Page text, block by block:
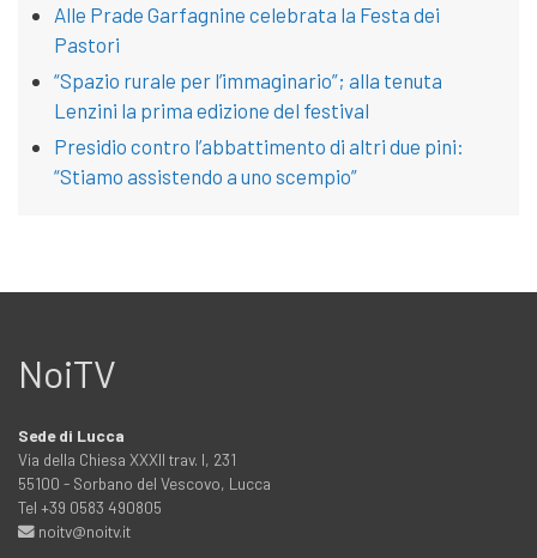
Alle Prade Garfagnine celebrata la Festa dei
Pastori
“Spazio rurale per l’immaginario”; alla tenuta
Lenzini la prima edizione del festival
Presidio contro l’abbattimento di altri due pini:
“Stiamo assistendo a uno scempio”
NoiTV
Sede di Lucca
Via della Chiesa XXXII trav. I, 231
55100 - Sorbano del Vescovo, Lucca
Tel +39 0583 490805
noitv@noitv.it